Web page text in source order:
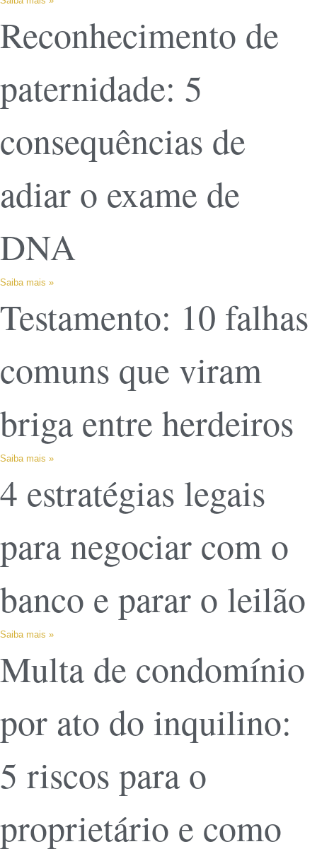
Reconhecimento de
paternidade: 5
consequências de
adiar o exame de
DNA
Saiba mais »
Testamento: 10 falhas
comuns que viram
briga entre herdeiros
Saiba mais »
4 estratégias legais
para negociar com o
banco e parar o leilão
Saiba mais »
Multa de condomínio
por ato do inquilino:
5 riscos para o
proprietário e como